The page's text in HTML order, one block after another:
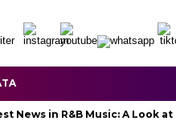
in R&B Music: A Look at